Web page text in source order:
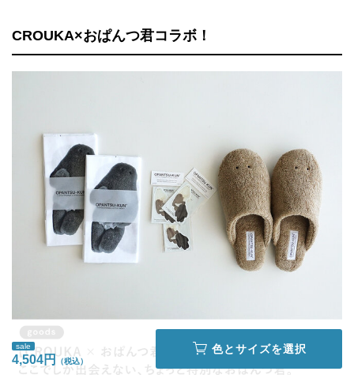
CROUKA×おぱんつ君コラボ！
sale
4,504円
色とサイズを選択